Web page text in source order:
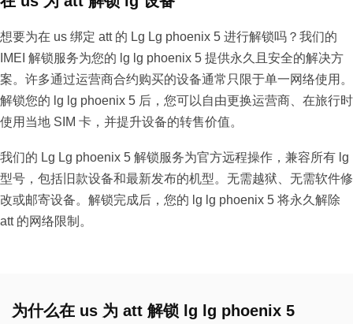
想要为在 us 绑定 att 的 Lg Lg phoenix 5 进行解锁吗？我们的
IMEI 解锁服务为您的 lg lg phoenix 5 提供永久且安全的解决方
案。许多通过运营商合约购买的设备通常只限于单一网络使用。
解锁您的 lg lg phoenix 5 后，您可以自由更换运营商、在旅行时
使用当地 SIM 卡，并提升设备的转售价值。
我们的 Lg Lg phoenix 5 解锁服务为官方远程操作，兼容所有 lg
型号，包括旧款设备和最新发布的机型。无需越狱、无需软件修
改或邮寄设备。解锁完成后，您的 lg lg phoenix 5 将永久解除
att 的网络限制。
为什么在 us 为 att 解锁 lg lg phoenix 5